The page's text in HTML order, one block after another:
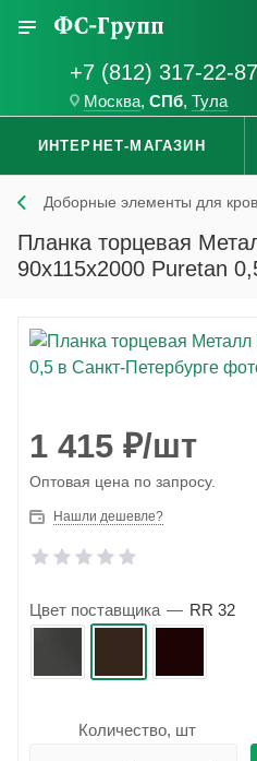
+7 (812) 317-22-87
Москва, СПб, Тула
ИНТЕРНЕТ-МАГАЗИН
Доборные элементы для
Планка торцевая
90x115x2000 Puretan
1 415 ₽/шт
Оптовая цена по запросу.
Нашли дешевле?
Цвет поставщика — RR 32
Количество, шт